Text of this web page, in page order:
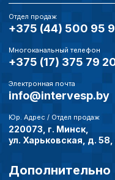
Отдел продаж
+375 (44) 500 95
Многоканальный телефон
+375 (17) 375 79
Электронная почта
info@intervesp.by
Юр. Адрес / Отдел продаж
220073, г. Минск,
ул. Харьковская, д.
Дополнительно